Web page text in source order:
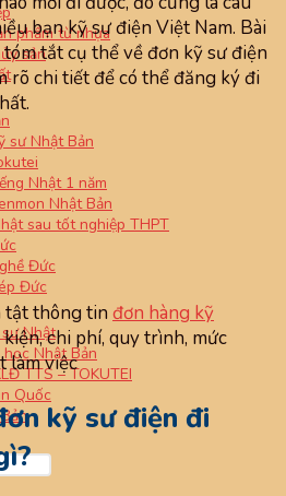
phẩm từ nhựa
sản
sư Nhật Bản
Nhật 1 năm
Nhật Bản
sau tốt nghiệp THPT
Đức
Đức
Nhật
Nhật Bản
TTS – TOKUTEI
Quốc
bạn kỹ sư điện Việt Nam. Bài
tắt cụ thể về đơn kỹ sư điện
rõ chi tiết để có thể đăng ký đi
tật thông tin đơn hàng kỹ
chi phí, quy trình, mức
làm việc
kỹ sư điện đi